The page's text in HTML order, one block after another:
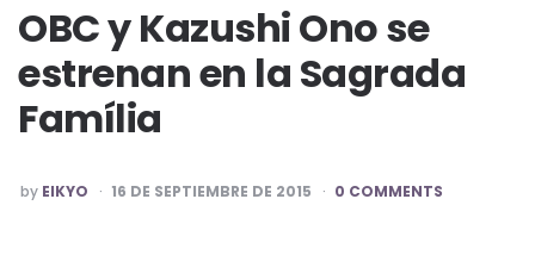
OBC y Kazushi Ono se
estrenan en la Sagrada
Família
POSTED
BY
by EIKYO 16 DE SEPTIEMBRE DE 2015 0 COMMENTS